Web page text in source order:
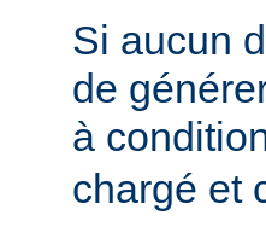
Si aucun
de
à
chargé et